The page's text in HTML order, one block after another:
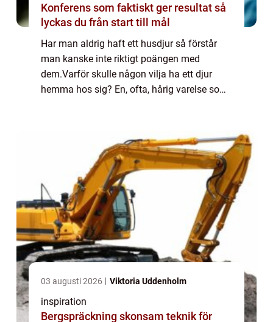
Konferens som faktiskt ger resultat så
lyckas du från start till mål
Har man aldrig haft ett husdjur så förstår
man kanske inte riktigt poängen med
dem.Varför skulle någon vilja ha ett djur
hemma hos sig? En, ofta, hårig varelse som
03 augusti 2026 Viktoria Uddenholm
inspiration
Bergspräckning skonsam teknik för